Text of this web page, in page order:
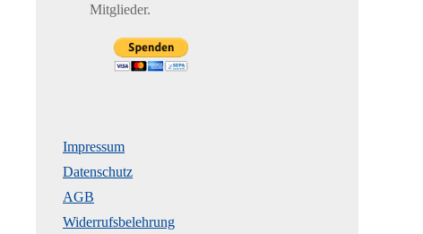
Mitglieder.
Impressum
Datenschutz
AGB
Widerrufsbelehrung